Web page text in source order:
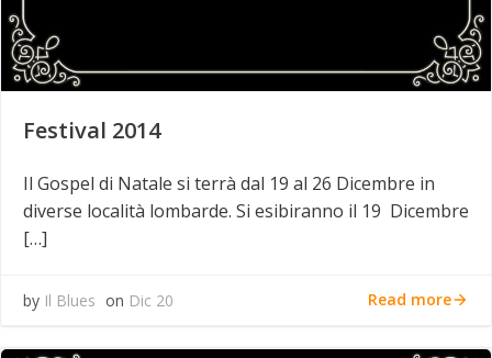
Festival 2014
Il Gospel di Natale si terrà dal 19 al 26 Dicembre in
diverse località lombarde. Si esibiranno il 19 Dicembre
[…]
by Il Blues on Dic 20 Read more